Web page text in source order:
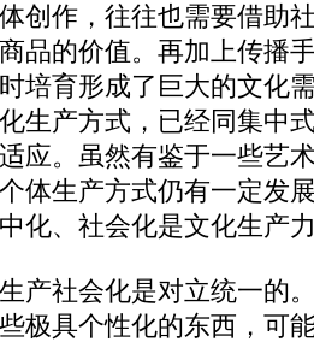
创作，往往也需要借助
品的价值。再加上传播
培育形成了巨大的文化
生产方式，已经同集中
应。虽然有鉴于一些艺
体生产方式仍有一定发
化、社会化是文化生产
社会化是对立统一的
极具个性化的东西，可